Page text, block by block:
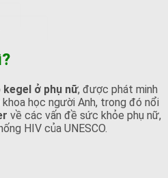
ở phụ nữ, được phát minh
học người Anh, trong đó nổi
về các vấn đề sức khỏe phụ nữ,
HIV của UNESCO.